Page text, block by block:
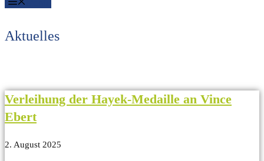
Aktuelles
Verleihung der Hayek-Medaille an Vince
Ebert
2. August 2025